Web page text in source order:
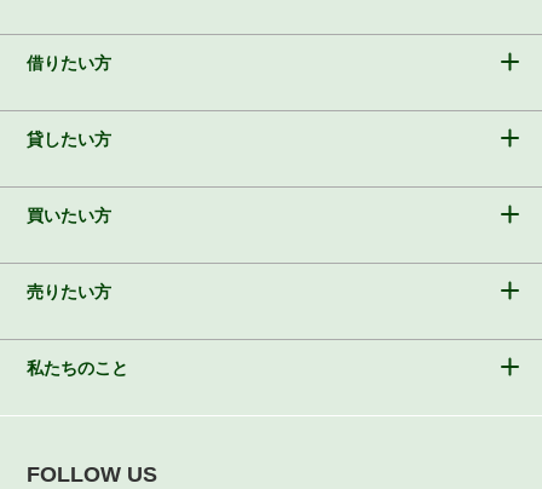
借りたい方
貸したい方
買いたい方
売りたい方
私たちのこと
FOLLOW US